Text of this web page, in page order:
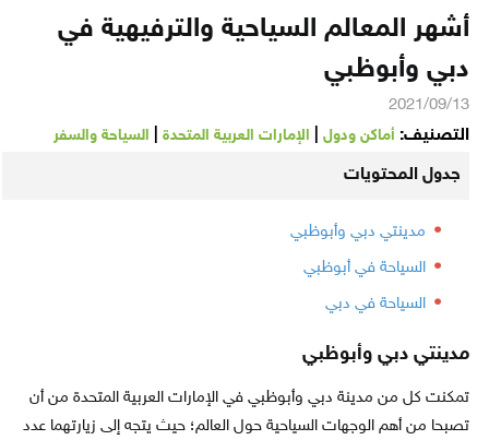
أشهر المعالم السياحية والترفيهية في
دبي وأبوظبي
2021/09/13
التصنيف: أماكن ودول| الإمارات العربية المتحدة| السياحة والسفر
جدول المحتويات
مدينتي دبي وأبوظبي
السياحة في أبوظبي
السياحة في دبي
مدينتي دبي وأبوظبي
تمكنت كل من مدينة دبي وأبوظبي في الإمارات العربية المتحدة من أن
تصبحا من أهم الوجهات السياحية حول العالم؛ حيث يتجه إلى زيارتهما عدد